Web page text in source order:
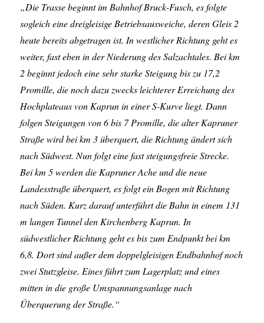
„Die Trasse beginnt im Bahnhof Bruck-Fusch, es folgte
sogleich eine dreigleisige Betriebsausweiche, deren Gleis 2
heute bereits abgetragen ist. In westlicher Richtung geht es
weiter, fast eben in der Niederung des Salzachtales. Bei km
2 beginnt jedoch eine sehr starke Steigung bis zu 17,2
Promille, die noch dazu zwecks leichterer Erreichung des
Hochplateaus von Kaprun in einer S-Kurve liegt. Dann
folgen Steigungen von 6 bis 7 Promille, die alter Kapruner
Straße wird bei km 3 überquert, die Richtung ändert sich
nach Südwest. Nun folgt eine fast steigungsfreie Strecke.
Bei km 5 werden die Kapruner Ache und die neue
Landesstraße überquert, es folgt ein Bogen mit Richtung
nach Süden. Kurz darauf unterführt die Bahn in einem 131
m langen Tunnel den Kirchenberg Kaprun. In
südwestlicher Richtung geht es bis zum Endpunkt bei km
6,8. Dort sind außer dem doppelgleisigen Endbahnhof noch
zwei Stutzgleise. Eines führt zum Lagerplatz und eines
mitten in die große Umspannungsanlage nach
Überquerung der Straße.“